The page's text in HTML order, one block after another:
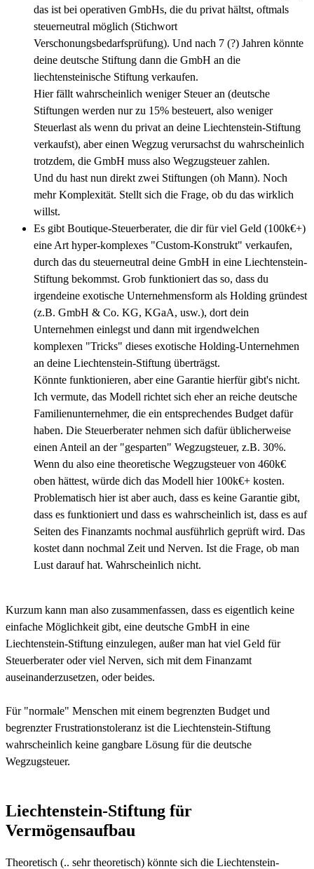
das ist bei operativen GmbHs, die du privat hältst, oftmals
steuerneutral möglich (Stichwort
Verschonungsbedarfsprüfung). Und nach 7 (?) Jahren könnte
deine deutsche Stiftung dann die GmbH an die
liechtensteinische Stiftung verkaufen.
Hier fällt wahrscheinlich weniger Steuer an (deutsche
Stiftungen werden nur zu 15% besteuert, also weniger
Steuerlast als wenn du privat an deine Liechtenstein-Stiftung
verkaufst), aber einen Wegzug verursachst du wahrscheinlich
trotzdem, die GmbH muss also Wegzugsteuer zahlen.
Und du hast nun direkt zwei Stiftungen (oh Mann). Noch
mehr Komplexität. Stellt sich die Frage, ob du das wirklich
willst.
Es gibt Boutique-Steuerberater, die dir für viel Geld (100k€+)
eine Art hyper-komplexes "Custom-Konstrukt" verkaufen,
durch das du steuerneutral deine GmbH in eine Liechtenstein-
Stiftung bekommst. Grob funktioniert das so, dass du
irgendeine exotische Unternehmensform als Holding gründest
(z.B. GmbH & Co. KG, KGaA, usw.), dort dein
Unternehmen einlegst und dann mit irgendwelchen
komplexen "Tricks" dieses exotische Holding-Unternehmen
an deine Liechtenstein-Stiftung überträgst.
Könnte funktionieren, aber eine Garantie hierfür gibt's nicht.
Ich vermute, das Modell richtet sich eher an reiche deutsche
Familienunternehmer, die ein entsprechendes Budget dafür
haben. Die Steuerberater nehmen sich dafür üblicherweise
einen Anteil an der "gesparten" Wegzugsteuer, z.B. 30%.
Wenn du also eine theoretische Wegzugsteuer von 460k€
oben hättest, würde dich das Modell hier 100k€+ kosten.
Problematisch hier ist aber auch, dass es keine Garantie gibt,
dass es funktioniert und dass es wahrscheinlich ist, dass es auf
Seiten des Finanzamts nochmal ausführlich geprüft wird. Das
kostet dann nochmal Zeit und Nerven. Ist die Frage, ob man
Lust darauf hat. Wahrscheinlich nicht.
Kurzum kann man also zusammenfassen, dass es eigentlich keine
einfache Möglichkeit gibt, eine deutsche GmbH in eine
Liechtenstein-Stiftung einzulegen, außer man hat viel Geld für
Steuerberater oder viel Nerven, sich mit dem Finanzamt
auseinanderzusetzen, oder beides.
Für "normale" Menschen mit einem begrenzten Budget und
begrenzter Frustrationstoleranz ist die Liechtenstein-Stiftung
wahrscheinlich keine gangbare Lösung für die deutsche
Wegzugsteuer.
Liechtenstein-Stiftung für
Vermögensaufbau
Theoretisch (.. sehr theoretisch) könnte sich die Liechtenstein-